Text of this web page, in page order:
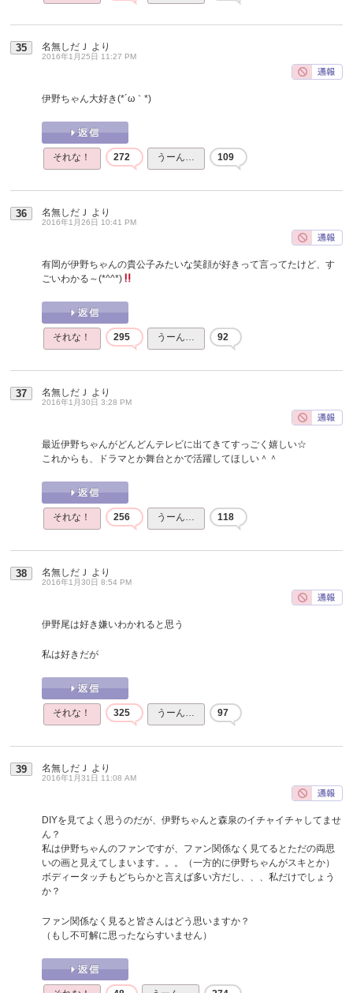
35 名無しだＪ より
2016年1月25日 11:27 PM
伊野ちゃん大好き(*´ω｀*)
それな！ 272 うーん… 109
36 名無しだＪ より
2016年1月26日 10:41 PM
有岡が伊野ちゃんの貴公子みたいな笑顔が好きって言ってたけど、す
ごいわかる～(*^^*)
それな！ 295 うーん… 92
37 名無しだＪ より
2016年1月30日 3:28 PM
最近伊野ちゃんがどんどんテレビに出てきてすっごく嬉しい☆
これからも、ドラマとか舞台とかで活躍してほしい＾＾
それな！ 256 うーん… 118
38 名無しだＪ より
2016年1月30日 8:54 PM
伊野尾は好き嫌いわかれると思う
私は好きだが
それな！ 325 うーん… 97
39 名無しだＪ より
2016年1月31日 11:08 AM
DIYを見てよく思うのだが、伊野ちゃんと森泉のイチャイチャしてませ
ん？
私は伊野ちゃんのファンですが、ファン関係なく見てるとただの両思
いの画と見えてしまいます。。。（一方的に伊野ちゃんがスキとか）
ボディータッチもどちらかと言えば多い方だし、、、私だけでしょう
か？
ファン関係なく見ると皆さんはどう思いますか？
（もし不可解に思ったならすいません）